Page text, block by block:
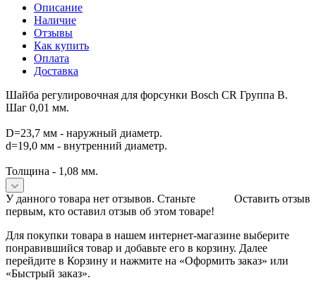
Описание
Наличие
Отзывы
Как купить
Оплата
Доставка
Шайба регулировочная для форсунки Bosch CR Группа B.
Шаг 0,01 мм.
D=23,7 мм - наружный диаметр.
d=19,0 мм - внутренний диаметр.
Толщина - 1,08 мм.
Оставить отзыв
У данного товара нет отзывов. Станьте
первым, кто оставил отзыв об этом товаре!
Для покупки товара в нашем интернет-магазине выберите
понравившийся товар и добавьте его в корзину. Далее
перейдите в Корзину и нажмите на «Оформить заказ» или
«Быстрый заказ».